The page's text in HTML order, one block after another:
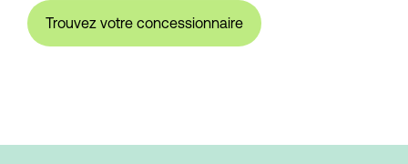
Trouvez votre concessionnaire